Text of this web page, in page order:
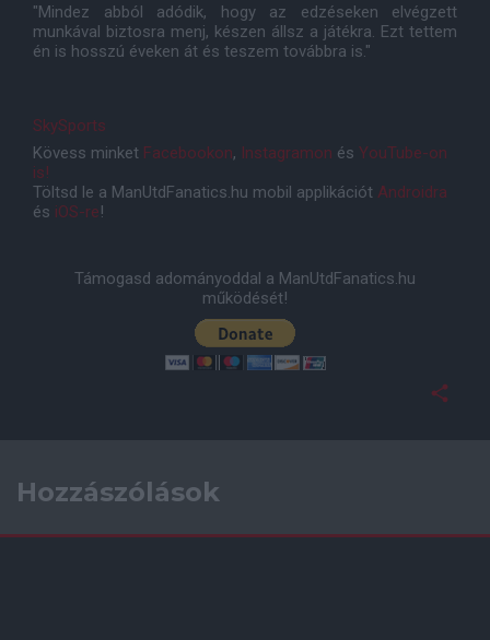
"Mindez abból adódik, hogy az edzéseken elvégzett
munkával biztosra menj, készen állsz a játékra. Ezt tettem
én is hosszú éveken át és teszem továbbra is."
SkySports
Kövess minket Facebookon, Instagramon és YouTube-on
is!
Töltsd le a ManUtdFanatics.hu mobil applikációt Androidra
és iOS-re!
Támogasd adományoddal a ManUtdFanatics.hu
működését!
Hozzászólások